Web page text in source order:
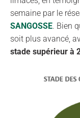
semaine par le
SANGOSSE. Bien
soit plus avancé,
stade supérieur à